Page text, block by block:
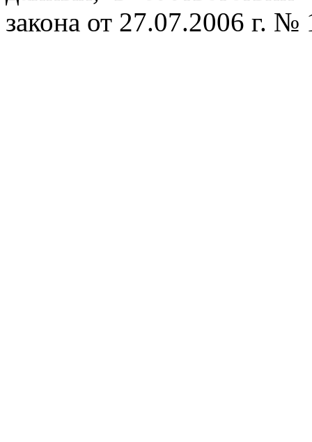
закона от 27.07.2006 г.